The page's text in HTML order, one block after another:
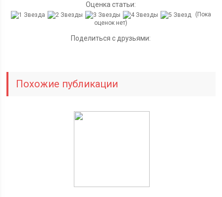
Оценка статьи:
(Пока
оценок нет)
Поделиться с друзьями:
Похожие публикации